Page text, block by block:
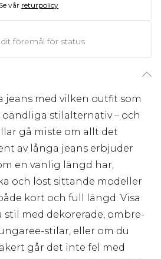
Se vår returpolicy
föremål för status
jeans med vilken outfit som
oändliga stilalternativ – och
gå miste om allt det
av långa jeans erbjuder
en vanlig längd har,
och löst sittande modeller
kort och full längd. Visa
med dekorerade, ombre-
stilar, eller om du
går det inte fel med